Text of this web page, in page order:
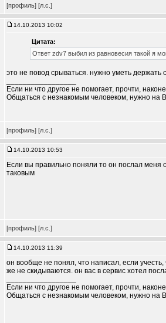
[профиль] [л.с.]
14.10.2013 10:02
Цитата:
Ответ zdv7 выбил из равновесия такой я
это не повод срываться. нужно уметь
Если ни что другое не помогает, прочти,
Общаться с незнакомым человеком, нужно на
[профиль] [л.с.]
14.10.2013 10:53
Если вы правильно поняли то он послал меня
таковым
[профиль] [л.с.]
14.10.2013 11:39
он вообще не понял, что написал, если
же не скидываются. он вас в сервис хотел
Если ни что другое не помогает, прочти,
Общаться с незнакомым человеком, нужно на